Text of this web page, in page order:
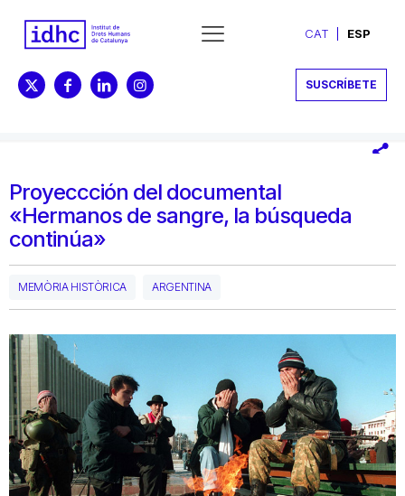
CAT ESP
SUSCRÍBETE
Proyeccción del documental
«Hermanos de sangre, la búsqueda
continúa»
MEMÒRIA HISTÒRICA ARGENTINA